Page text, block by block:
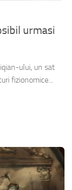
urmasi
ului, un sat
fizionomice...